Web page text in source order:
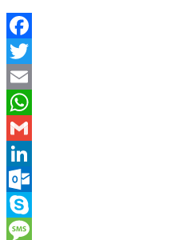
Facebook
Twitter
Email
WhatsApp
Gmail
LinkedIn
Outlook.com
Skype